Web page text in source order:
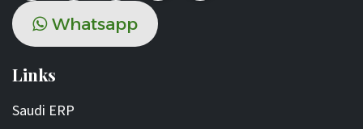
Whats​​​​ap​​​​​​​​p
Links
Saudi ERP